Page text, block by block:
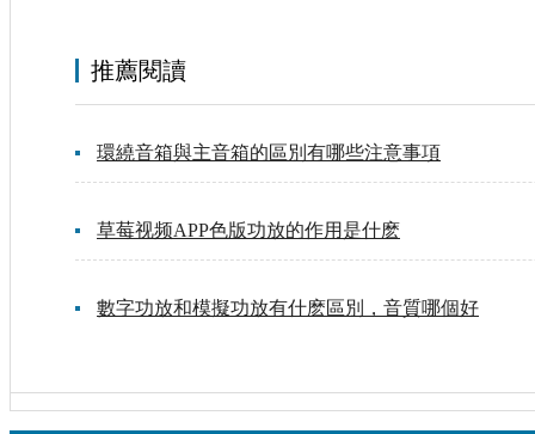
推薦閱讀
環繞音箱與主音箱的區別有哪些注意事項
草莓视频APP色版功放的作用是什麽
數字功放和模擬功放有什麽區別，音質哪個好